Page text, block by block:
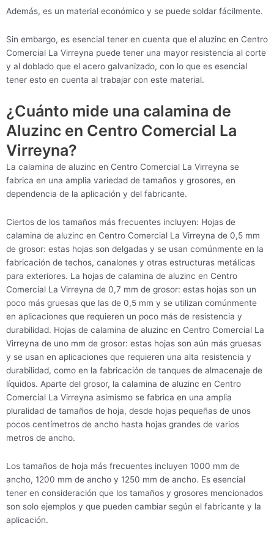
Además, es un material económico y se puede soldar fácilmente.
Sin embargo, es esencial tener en cuenta que el aluzinc en Centro
Comercial La Virreyna puede tener una mayor resistencia al corte
y al doblado que el acero galvanizado, con lo que es esencial
tener esto en cuenta al trabajar con este material.
¿Cuánto mide una calamina de
Aluzinc en Centro Comercial La
Virreyna?
La calamina de aluzinc en Centro Comercial La Virreyna se
fabrica en una amplia variedad de tamaños y grosores, en
dependencia de la aplicación y del fabricante.
Ciertos de los tamaños más frecuentes incluyen: Hojas de
calamina de aluzinc en Centro Comercial La Virreyna de 0,5 mm
de grosor: estas hojas son delgadas y se usan comúnmente en la
fabricación de techos, canalones y otras estructuras metálicas
para exteriores. La hojas de calamina de aluzinc en Centro
Comercial La Virreyna de 0,7 mm de grosor: estas hojas son un
poco más gruesas que las de 0,5 mm y se utilizan comúnmente
en aplicaciones que requieren un poco más de resistencia y
durabilidad. Hojas de calamina de aluzinc en Centro Comercial La
Virreyna de uno mm de grosor: estas hojas son aún más gruesas
y se usan en aplicaciones que requieren una alta resistencia y
durabilidad, como en la fabricación de tanques de almacenaje de
líquidos. Aparte del grosor, la calamina de aluzinc en Centro
Comercial La Virreyna asimismo se fabrica en una amplia
pluralidad de tamaños de hoja, desde hojas pequeñas de unos
pocos centímetros de ancho hasta hojas grandes de varios
metros de ancho.
Los tamaños de hoja más frecuentes incluyen 1000 mm de
ancho, 1200 mm de ancho y 1250 mm de ancho. Es esencial
tener en consideración que los tamaños y grosores mencionados
son solo ejemplos y que pueden cambiar según el fabricante y la
aplicación.